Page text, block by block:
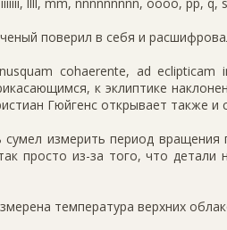
поверил в себя и
cohaerente, ad eclipticam
к эклиптике
Гюйгенс открывает также
измерить период вращения
просто из-за того, что детали
температура верхних